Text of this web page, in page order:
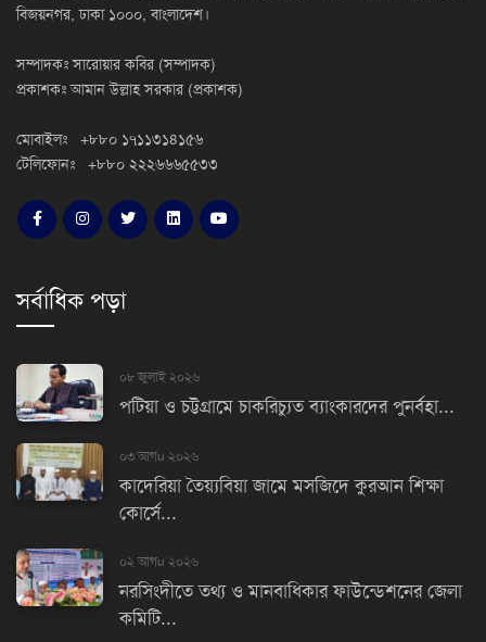
বিজয়নগর, ঢাকা ১০০০, বাংলাদেশ।
সম্পাদকঃ সারোয়ার কবির (সম্পাদক)
প্রকাশকঃ আমান উল্লাহ সরকার (প্রকাশক)
মোবাইলঃ +৮৮০ ১৭১১৩১৪১৫৬
টেলিফোনঃ +৮৮০ ২২২৬৬৬৫৫৩৩
সর্বাধিক পড়া
০৮ জুলাই ২০২৬
পটিয়া ও চট্টগ্রামে চাকরিচ্যুত ব্যাংকারদের পুনর্বহা...
০৩ আগu ২০২৬
কাদেরিয়া তৈয়্যবিয়া জামে মসজিদে কুরআন শিক্ষা
কোর্সে...
০২ আগu ২০২৬
নরসিংদীতে তথ্য ও মানবাধিকার ফাউন্ডেশনের জেলা
কমিটি...